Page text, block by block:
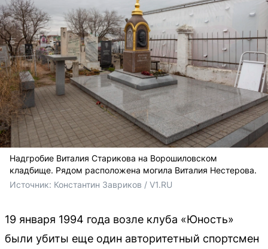
Надгробие Виталия Старикова на Ворошиловском
кладбище. Рядом расположена могила Виталия Нестерова.
Источник: Константин Завриков / V1.RU
19 января 1994 года возле клуба «Юность»
были убиты еще один авторитетный спортсмен